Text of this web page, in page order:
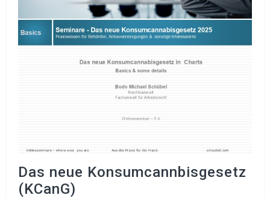
Das neue Konsumcannbisgesetz
(KCanG)